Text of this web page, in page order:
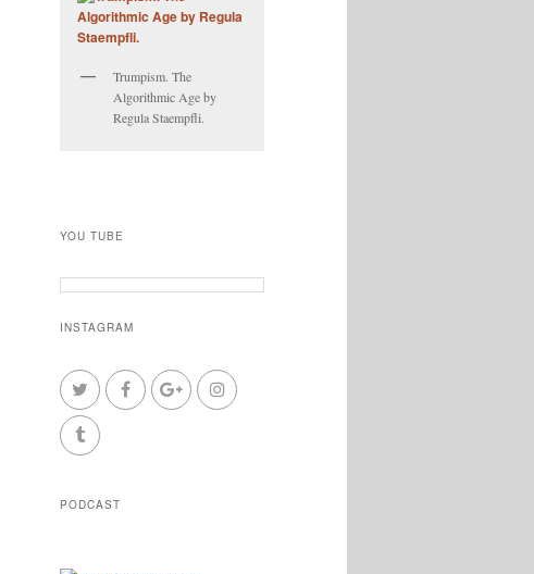
Trumpism. The
Algorithmic Age by
Regula Staempfli.
YOU TUBE
INSTAGRAM
PODCAST